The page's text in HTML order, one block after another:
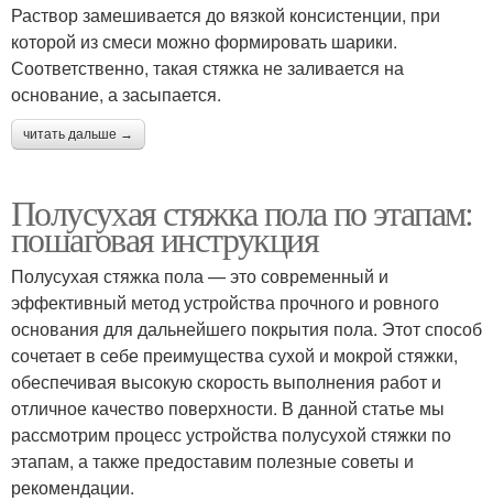
Раствор замешивается до вязкой консистенции, при
которой из смеси можно формировать шарики.
Соответственно, такая стяжка не заливается на
основание, а засыпается.
читать дальше →
Полусухая стяжка пола по этапам:
пошаговая инструкция
Полусухая стяжка пола — это современный и
эффективный метод устройства прочного и ровного
основания для дальнейшего покрытия пола. Этот способ
сочетает в себе преимущества сухой и мокрой стяжки,
обеспечивая высокую скорость выполнения работ и
отличное качество поверхности. В данной статье мы
рассмотрим процесс устройства полусухой стяжки по
этапам, а также предоставим полезные советы и
рекомендации.